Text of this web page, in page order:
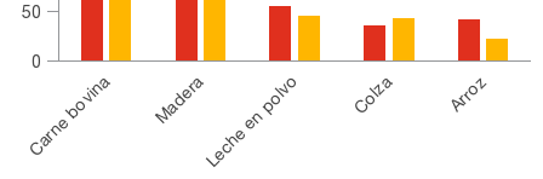
Carne bovina Madera Leche en polvo Colza Arroz
0
50